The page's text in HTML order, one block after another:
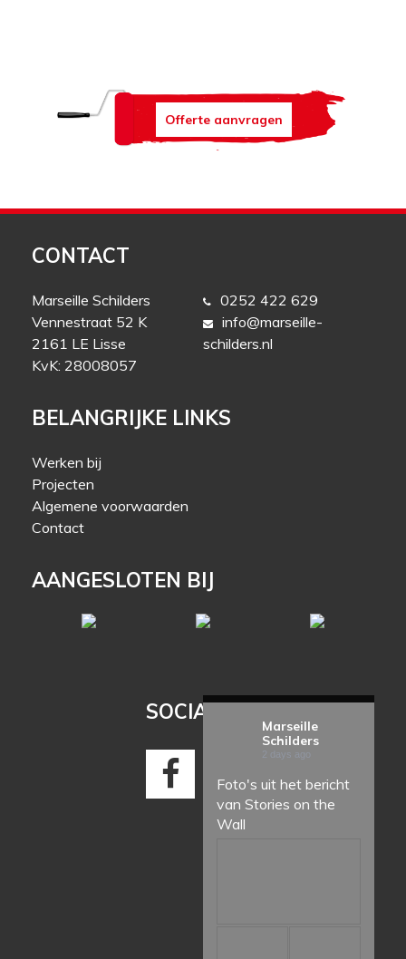
Offerte aanvragen
CONTACT
Marseille Schilders
Vennestraat 52 K
2161 LE Lisse
0252 422 629
info@marseille-
schilders.nl
KvK: 28008057
BELANGRIJKE LINKS
Werken bij
Projecten
Algemene voorwaarden
Contact
AANGESLOTEN BIJ
SOCIAL MEDIA
Marseille
Schilders
2 days ago
Foto's uit het bericht
van Stories on the
Wall